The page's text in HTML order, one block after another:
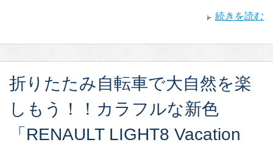
続きを読む
折りたたみ自転車で大自然を楽
しもう！！カラフルな新色
「RENAULT LIGHT8 Vacation